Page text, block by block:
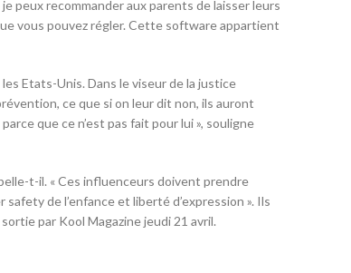
peux recommander aux parents de laisser leurs
vous pouvez régler. Cette software appartient
Etats-Unis. Dans le viseur de la justice
ce que si on leur dit non, ils auront
que ce n’est pas fait pour lui », souligne
t-il. « Ces influenceurs doivent prendre
de l’enfance et liberté d’expression ». Ils
par Kool Magazine jeudi 21 avril.